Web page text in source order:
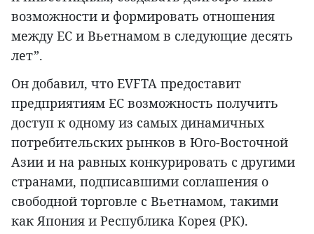
возможности и формировать отношения
между ЕС и Вьетнамом в следующие десять
лет”.
Он добавил, что EVFTA предоставит
предприятиям ЕС возможность получить
доступ к одному из самых динамичных
потребительских рынков в Юго-Восточной
Азии и на равных конкурировать с другими
странами, подписавшими соглашения о
свободной торговле с Вьетнамом, такими
как Япония и Республика Корея (РК).